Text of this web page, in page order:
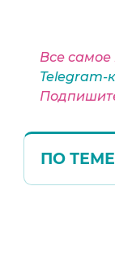
Все
Telegram-
ПО ТЕМЕ